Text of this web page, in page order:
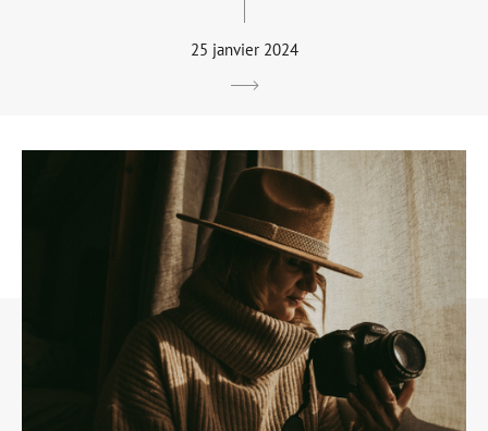
25 janvier 2024